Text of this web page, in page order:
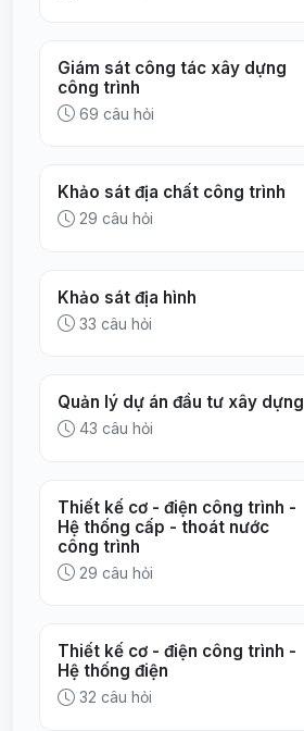
Giám sát công tác xây dựng
công trình
69 câu hỏi
Khảo sát địa chất công trình
29 câu hỏi
Khảo sát địa hình
33 câu hỏi
Quản lý dự án đầu tư xây dựng
43 câu hỏi
Thiết kế cơ - điện công trình -
Hệ thống cấp - thoát nước
công trình
29 câu hỏi
Thiết kế cơ - điện công trình -
Hệ thống điện
32 câu hỏi